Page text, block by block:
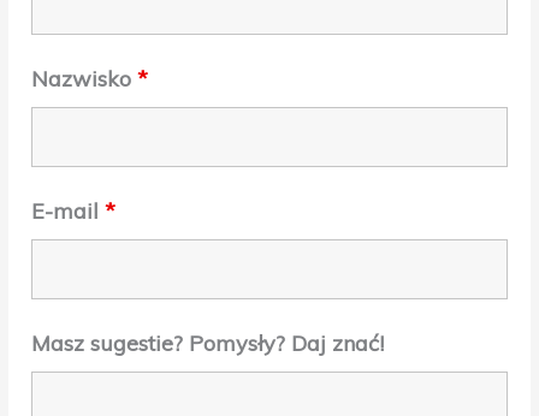
Nazwisko*
E-mail*
Masz sugestie? Pomysły? Daj znać!